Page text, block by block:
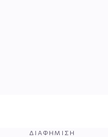
ΔΙΑΦΉΜΙΣΗ